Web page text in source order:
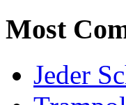
Most
Jeder